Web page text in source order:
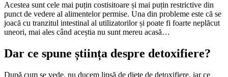
Acestea sunt cele mai puțin costisitoare și mai puțin restrictive din
punct de vedere al alimentelor permise. Una din probleme este că se
joacă cu tranzitul intestinal al utilizatorilor și poate fi foarte neplăcut
uneori, mai ales când aceștia nu sunt mereu acasă…
Dar ce spune știința despre detoxifiere?
După cum se vede, nu ducem lipsă de diete de detoxifiere, iar ce